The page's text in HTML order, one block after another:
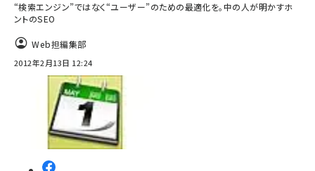
“検索エンジン”ではなく“ユーザー”のための最適化を。中の人が明かすホ
ントのSEO
Web担編集部
2012年2月13日 12:24